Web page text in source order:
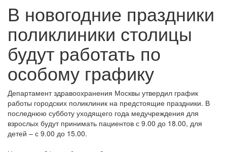
В новогодние праздники
поликлиники столицы
будут работать по
особому графику
Департамент здравоохранения Москвы утвердил график
работы городских поликлиник на предстоящие праздники. В
последнюю субботу уходящего года медучреждения для
взрослых будут принимать пациентов с 9.00 до 18.00, для
детей – с 9.00 до 15.00.